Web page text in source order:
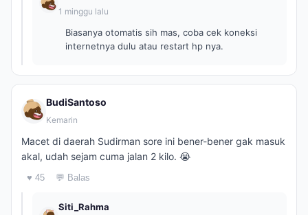
1 minggu lalu
Biasanya otomatis sih mas, coba cek koneksi
internetnya dulu atau restart hp nya.
BudiSantoso
Kemarin
Macet di daerah Sudirman sore ini bener-bener gak masuk
akal, udah sejam cuma jalan 2 kilo. 😭
♥ 45 💬 Balas
Siti_Rahma